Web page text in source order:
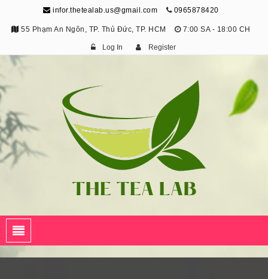
infor.thetealab.us@gmail.com 0965878420
55 Phạm An Ngôn, TP. Thủ Đức, TP. HCM 7:00 SA - 18:00 CH
Log In Register